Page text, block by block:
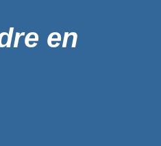
en